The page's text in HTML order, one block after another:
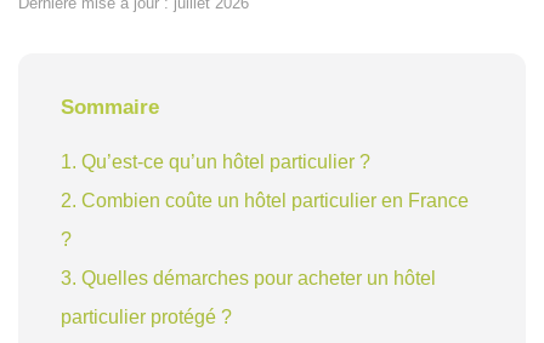
Sommaire
1. Qu’est-ce qu’un hôtel particulier ?
2. Combien coûte un hôtel particulier en France
?
3. Quelles démarches pour acheter un hôtel
particulier protégé ?